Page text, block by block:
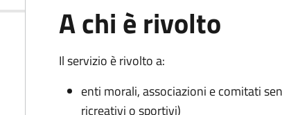
A chi è rivolto
Il servizio è rivolto a:
enti morali, associazioni e comitati
ricreativi o sportivi)